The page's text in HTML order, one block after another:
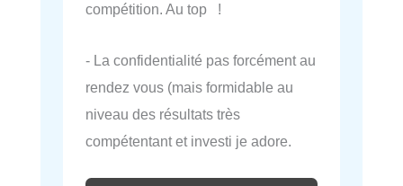
compétition. Au top !
- La confidentialité pas forcément au
rendez vous (mais formidable au
niveau des résultats très
compétentant et investi je adore.